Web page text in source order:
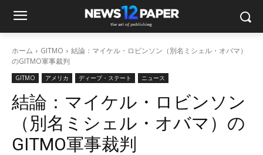
ホーム GITMO
結論：マイケル・ロビンソン（別名ミシェル・オバマ）
のGITMO軍事裁判
GITMO アメリカ ディープ・ステート ニュース
結論：マイケル・ロビンソン
（別名ミシェル・オバマ）の
GITMO軍事裁判